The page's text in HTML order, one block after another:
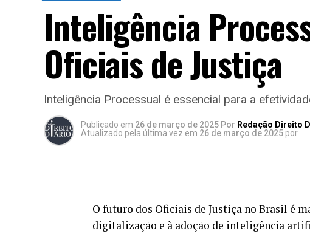
Inteligência
Oficiais de Justiça
Inteligência Processual é essencial para a
Publicado em 26 de março de 2025 Por Redação Direito
Atualizado pela última vez em 26 de março de 2025 por
O futuro dos Oficiais de Justiça no Brasil é
digitalização e à adoção de inteligência